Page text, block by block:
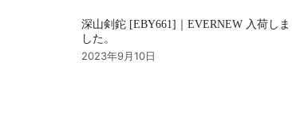
深山剣鉈 [EBY661]｜EVERNEW 入荷しま
した。
2023年9月10日